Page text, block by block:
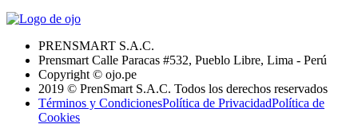
PRENSMART S.A.C.
Prensmart Calle Paracas #532, Pueblo Libre, Lima - Perú
Copyright © ojo.pe
2019 © PrenSmart S.A.C. Todos los derechos reservados
Términos y CondicionesPolítica de PrivacidadPolítica de
Cookies